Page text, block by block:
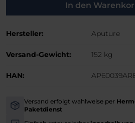
a
In den
Hersteller: Aputure
Versand-Gewicht: 152 kg
HAN:
-
Versand erfolgt wahlweise per
Paketdienst